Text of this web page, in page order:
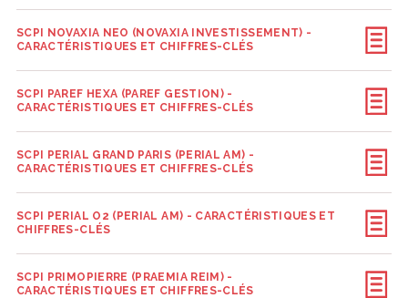
SCPI NOVAXIA NEO (NOVAXIA INVESTISSEMENT) -
CARACTÉRISTIQUES ET CHIFFRES-CLÉS
SCPI PAREF HEXA (PAREF GESTION) -
CARACTÉRISTIQUES ET CHIFFRES-CLÉS
SCPI PERIAL GRAND PARIS (PERIAL AM) -
CARACTÉRISTIQUES ET CHIFFRES-CLÉS
SCPI PERIAL O2 (PERIAL AM) - CARACTÉRISTIQUES ET
CHIFFRES-CLÉS
SCPI PRIMOPIERRE (PRAEMIA REIM) -
CARACTÉRISTIQUES ET CHIFFRES-CLÉS